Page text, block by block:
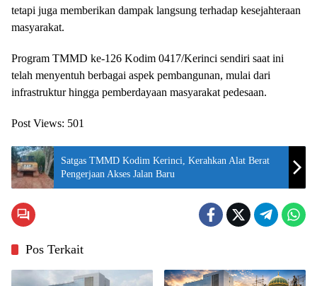
tetapi juga memberikan dampak langsung terhadap kesejahteraan
masyarakat.
Program TMMD ke-126 Kodim 0417/Kerinci sendiri saat ini
telah menyentuh berbagai aspek pembangunan, mulai dari
infrastruktur hingga pemberdayaan masyarakat pedesaan.
Post Views: 501
Satgas TMMD Kodim Kerinci, Kerahkan Alat Berat
Pengerjaan Akses Jalan Baru
Pos Terkait